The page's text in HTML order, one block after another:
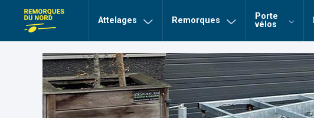
Remorques du nordAttelages Remorques
Porte
vélos